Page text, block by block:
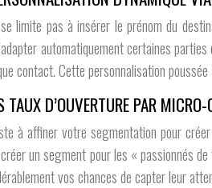
limite pas à insérer le prénom du
automatiquement certaines
contact. Cette personnalisation
D’OUVERTURE PAR
à affiner votre segmentation pour
un segment pour les « passionnés
vos chances de capter leur